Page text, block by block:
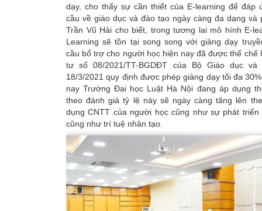
dạy, cho thấy sự cần thiết của E-learning để đáp
cầu về giáo dục và đào tạo ngày càng đa dạng và
Trần Vũ Hải cho biết, trong tương lai mô hình E-
Learning sẽ tồn tại song song với giảng dạy
cầu bổ trợ cho người học hiện nay đã được thể chế
tư số 08/2021/TT-BGDĐT của Bộ Giáo dục
18/3/2021 quy định được phép giảng dạy tối đa
nay Trường Đại học Luật Hà Nội đang áp dụng
theo đánh giá tỷ lệ này sẽ ngày càng tăng lên
dụng CNTT của người học cũng như sự phát triển
cũng như trí tuệ nhân tạo.